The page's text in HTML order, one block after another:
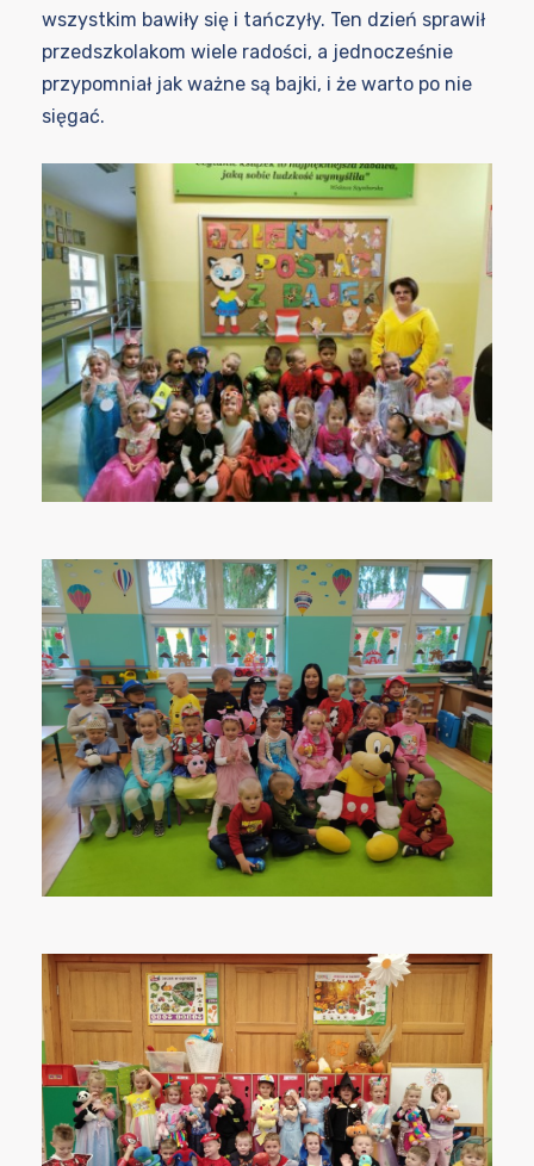
wszystkim bawiły się i tańczyły. Ten dzień sprawił
przedszkolakom wiele radości, a jednocześnie
przypomniał jak ważne są bajki, i że warto po nie
sięgać.